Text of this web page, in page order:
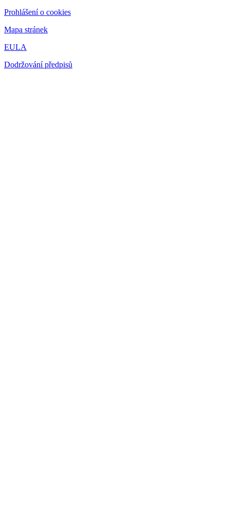
Prohlášení o cookies
Mapa stránek
EULA
Dodržování předpisů